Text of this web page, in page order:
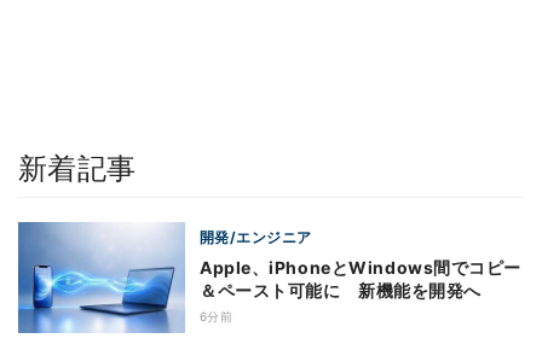
新着記事
開発/エンジニア
Apple、iPhoneとWindows間でコピー
＆ペースト可能に 新機能を開発へ
6分前